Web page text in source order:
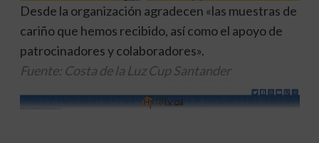
Desde la organización agradecen «las muestras de
cariño que hemos recibido, así como el apoyo de
patrocinadores y colaboradores».
Fuente: Costa de la Luz Cup Santander